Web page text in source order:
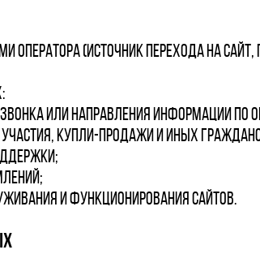
Оператора (источник перехода на
или направления информации по
купли-продажи и иных
и функционирования сайтов.